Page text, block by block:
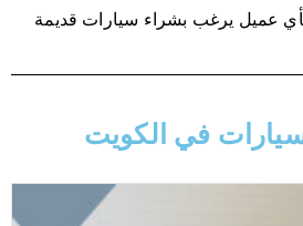
لأي عميل يرغب بشراء سيارات قديمة
في الكويت